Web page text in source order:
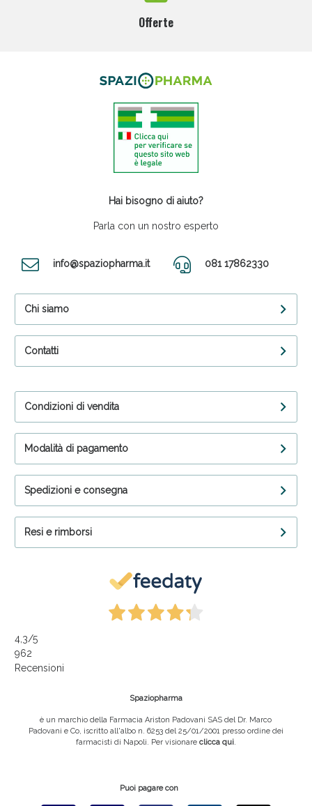
Offerte
Hai bisogno di aiuto?
Parla con un nostro esperto
info@spaziopharma.it 081 17862330
Chi siamo
Contatti
Condizioni di vendita
Modalità di pagamento
Spedizioni e consegna
Resi e rimborsi
4,3/5
962
Recensioni
Spaziopharma
è un marchio della Farmacia Ariston Padovani SAS del Dr. Marco
Padovani e Co, iscritto all'albo n. 6253 del 25/01/2001 presso ordine dei
farmacisti di Napoli. Per visionare clicca qui.
Puoi pagare con